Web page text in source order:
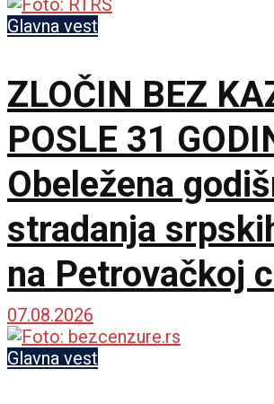
Glavna vest
ZLOČIN BEZ
POSLE 31
Obeležena
stradanja
na Petrovačkoj
07.08.2026
Glavna vest